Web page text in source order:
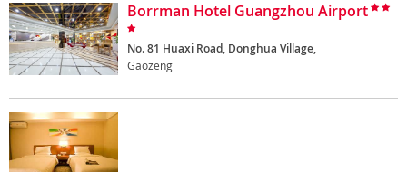
Borrman Hotel Guangzhou Airport
No. 81 Huaxi Road, Donghua Village,
Gaozeng